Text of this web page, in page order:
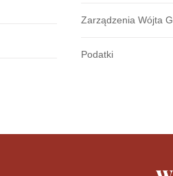
Zarządzenia Wójta
Podatki